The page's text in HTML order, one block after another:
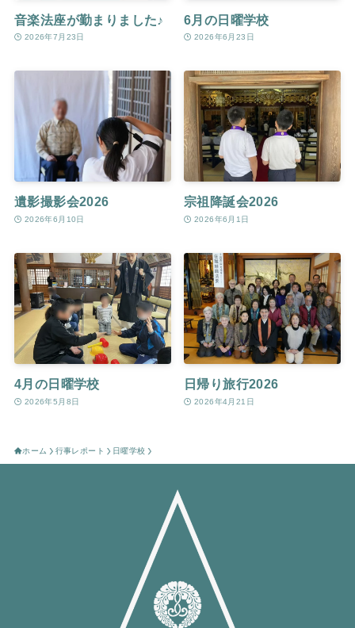
音楽法座が勤まりました♪
2026年7月23日
6月の日曜学校
2026年6月23日
遺影撮影会2026
2026年6月10日
宗祖降誕会2026
2026年6月1日
4月の日曜学校
2026年5月8日
日帰り旅行2026
2026年4月21日
ホーム 行事レポート 日曜学校